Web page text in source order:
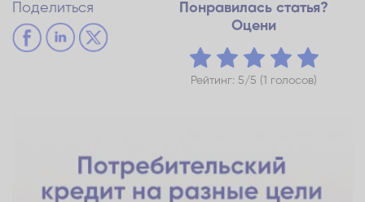
Поделиться
Понравилась статья?
Оцени
Рейтинг: 5/5 (1 голосов)